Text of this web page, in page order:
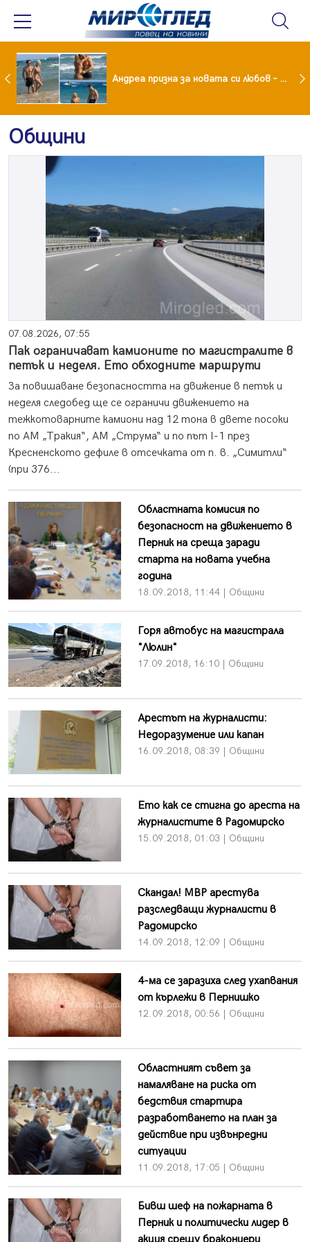
Драма вместо щастие: Звезда от "Татковци" е в болница с високорискова бременност Андреа призна за новата си любов – руснакът Игор
Общини
07.08.2026, 07:55
Пак ограничават камионите по магистралите в
петък и неделя. Ето обходните маршрути
За повишаване безопасността на движение в петък и
неделя следобед ще се ограничи движението на
тежкотоварните камиони над 12 тона в двете посоки
по АМ „Тракия“, АМ „Струма“ и по път I-1 през
Кресненското дефиле в отсечката от п. в. „Симитли“
(при 376...
Областната комисия по
безопасност на движението в
Перник на среща заради
старта на новата учебна
година
18.09.2018, 11:44 | Общини
Горя автобус на магистрала
"Люлин"
17.09.2018, 16:10 | Общини
Арестът на журналисти:
Недоразумение или капан
16.09.2018, 08:39 | Общини
Ето как се стигна до ареста на
журналистите в Радомирско
15.09.2018, 01:03 | Общини
Скандал! МВР арестува
разследващи журналисти в
Радомирско
14.09.2018, 12:09 | Общини
4-ма се заразиха след ухапвания
от кърлежи в Пернишко
12.09.2018, 00:56 | Общини
Областният съвет за
намаляване на риска от
бедствия стартира
разработването на план за
действие при извънредни
ситуации
11.09.2018, 17:05 | Общини
Бивш шеф на пожарната в
Перник и политически лидер в